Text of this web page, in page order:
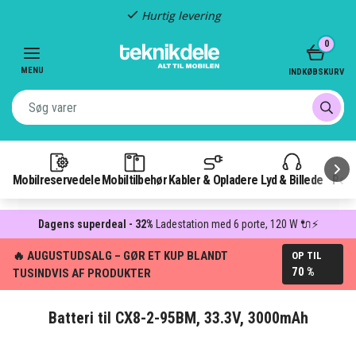
Hurtig levering
MENU
Mobilreservedele Mobiltilbehør Kabler & Opladere Lyd & Billede
0
INDKØBSKURV
Dagens superdeal - 32% Ladestation med 6 porte, 120 W 🔌⚡
🔥 AUGUSTUDSALG – GØR ET KUP BLANDT
TUSINDVIS AF PRODUKTER
OP TIL
70 %
Batteri til CX8-2-95BM, 33.3V, 3000mAh